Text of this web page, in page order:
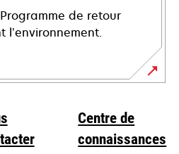
de retour
l’environnement.
Centre de
connaissances